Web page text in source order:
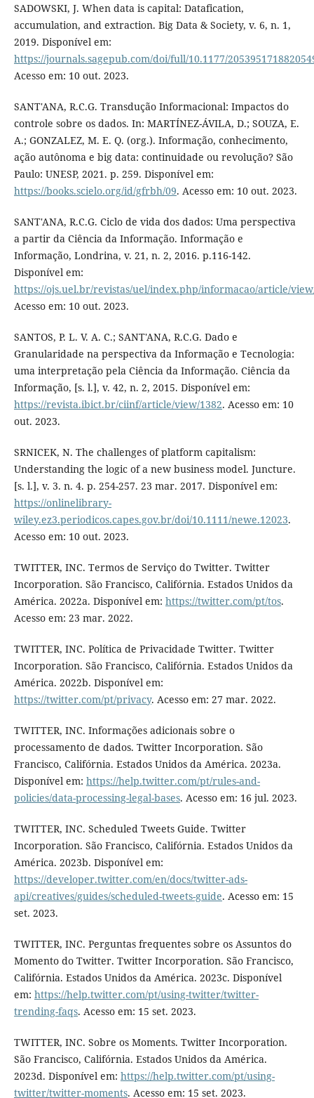
SADOWSKI, J. When data is capital: Datafication,
accumulation, and extraction. Big Data & Society, v. 6, n. 1,
2019. Disponível em:
https://journals.sagepub.com/doi/full/10.1177/
Acesso em: 10 out. 2023.
SANT'ANA, R.C.G. Transdução Informacional: Impactos do
controle sobre os dados. In: MARTÍNEZ-ÁVILA, D.; SOUZA, E.
A.; GONZALEZ, M. E. Q. (org.). Informação, conhecimento,
ação autônoma e big data: continuidade ou revolução? São
Paulo: UNESP, 2021. p. 259. Disponível em:
https://books.scielo.org/id/gfrbh/09. Acesso em: 10 out. 2023.
SANT'ANA, R.C.G. Ciclo de vida dos dados: Uma perspectiva
a partir da Ciência da Informação. Informação e
Informação, Londrina, v. 21, n. 2, 2016. p.116-142.
Disponível em:
https://ojs.uel.br/revistas/uel/index.php/informacao/article/
Acesso em: 10 out. 2023.
SANTOS, P. L. V. A. C.; SANT'ANA, R.C.G. Dado e
Granularidade na perspectiva da Informação e Tecnologia:
uma interpretação pela Ciência da Informação. Ciência da
Informação, [s. l.], v. 42, n. 2, 2015. Disponível em:
https://revista.ibict.br/ciinf/article/view/1382. Acesso em: 10
out. 2023.
SRNICEK, N. The challenges of platform capitalism:
Understanding the logic of a new business model. Juncture.
[s. l.], v. 3. n. 4. p. 254-257. 23 mar. 2017. Disponível em:
https://onlinelibrary-
wiley.ez3.periodicos.capes.gov.br/doi/10.1111/newe.12023.
Acesso em: 10 out. 2023.
TWITTER, INC. Termos de Serviço do Twitter. Twitter
Incorporation. São Francisco, Califórnia. Estados Unidos da
América. 2022a. Disponível em: https://twitter.com/pt/tos.
Acesso em: 23 mar. 2022.
TWITTER, INC. Política de Privacidade Twitter. Twitter
Incorporation. São Francisco, Califórnia. Estados Unidos da
América. 2022b. Disponível em:
https://twitter.com/pt/privacy. Acesso em: 27 mar. 2022.
TWITTER, INC. Informações adicionais sobre o
processamento de dados. Twitter Incorporation. São
Francisco, Califórnia. Estados Unidos da América. 2023a.
Disponível em: https://help.twitter.com/pt/rules-and-
policies/data-processing-legal-bases. Acesso em: 16 jul. 2023.
TWITTER, INC. Scheduled Tweets Guide. Twitter
Incorporation. São Francisco, Califórnia. Estados Unidos da
América. 2023b. Disponível em:
https://developer.twitter.com/en/docs/twitter-ads-
api/creatives/guides/scheduled-tweets-guide. Acesso em: 15
set. 2023.
TWITTER, INC. Perguntas frequentes sobre os Assuntos do
Momento do Twitter. Twitter Incorporation. São Francisco,
Califórnia. Estados Unidos da América. 2023c. Disponível
em: https://help.twitter.com/pt/using-twitter/twitter-
trending-faqs. Acesso em: 15 set. 2023.
TWITTER, INC. Sobre os Moments. Twitter Incorporation.
São Francisco, Califórnia. Estados Unidos da América.
2023d. Disponível em: https://help.twitter.com/pt/using-
twitter/twitter-moments. Acesso em: 15 set. 2023.